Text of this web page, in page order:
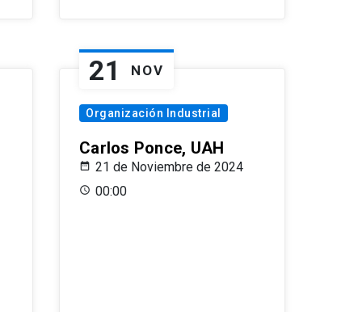
21 NOV
Organización Industrial
Carlos Ponce, UAH
21 de Noviembre de 2024
00:00